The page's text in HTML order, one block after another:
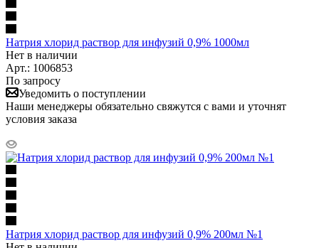
Натрия хлорид раствор для инфузий 0,9% 1000мл
Нет в наличии
Арт.: 1006853
По запросу
Уведомить о поступлении
Наши менеджеры обязательно свяжутся с вами и уточнят
условия заказа
Натрия хлорид раствор для инфузий 0,9% 200мл №1